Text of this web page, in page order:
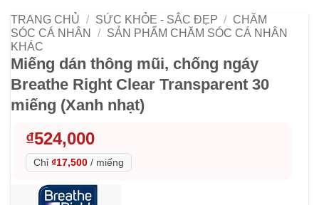
TRANG CHỦ / SỨC KHỎE - SẮC ĐẸP / CHĂM
SÓC CÁ NHÂN
/
SẢN PHẨM CHĂM SÓC CÁ NHÂN
KHÁC
Miếng dán thông mũi, chống ngáy
Breathe Right Clear Transparent 30
miếng (Xanh nhạt)
₫524,000
Chỉ ₫17,500 / miếng